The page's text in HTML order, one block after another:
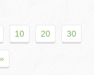
10 20 30